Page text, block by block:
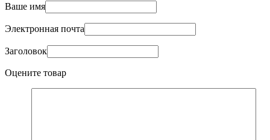
Ваше имя
Электронная почта
Заголовок
Оцените товар